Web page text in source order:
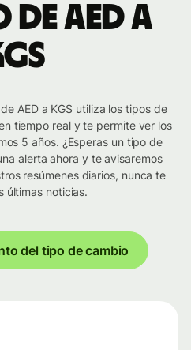
AED a
AED a KGS utiliza los tipos de
tiempo real y te permite ver los
5 años. ¿Esperas un tipo de
alerta ahora y te avisaremos
resúmenes diarios, nunca te
últimas noticias.
del tipo de cambio